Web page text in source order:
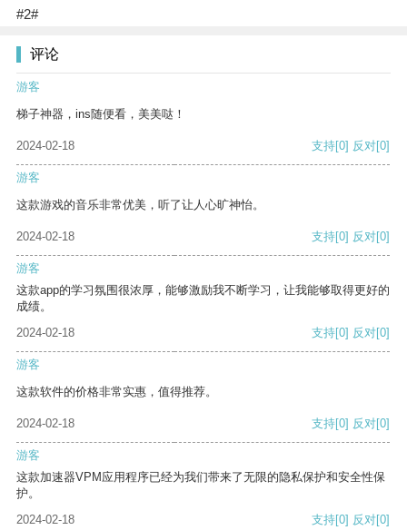
#2#
评论
游客
梯子神器，ins随便看，美美哒！
2024-02-18 支持[0] 反对[0]
游客
这款游戏的音乐非常优美，听了让人心旷神怡。
2024-02-18 支持[0] 反对[0]
游客
这款app的学习氛围很浓厚，能够激励我不断学习，让我能够取得更好的
成绩。
2024-02-18
支持[0] 反对[0]
游客
这款软件的价格非常实惠，值得推荐。
2024-02-18 支持[0] 反对[0]
游客
这款加速器VPM应用程序已经为我们带来了无限的隐私保护和安全性保
护。
2024-02-18
支持[0] 反对[0]